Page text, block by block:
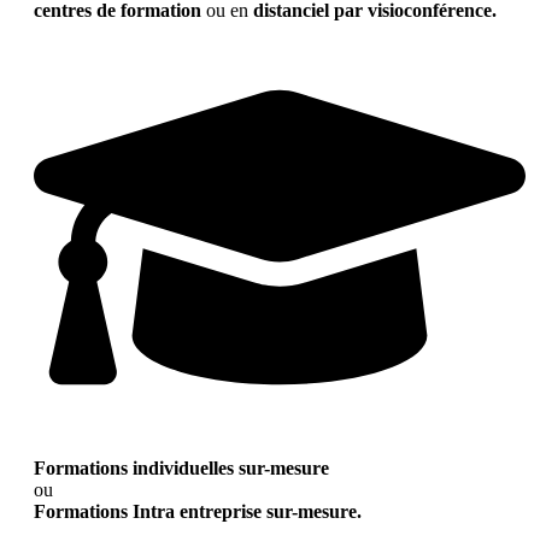
centres de formation ou en distanciel par visioconférence.
Formations individuelles sur-mesure
ou
Formations Intra entreprise sur-mesure.